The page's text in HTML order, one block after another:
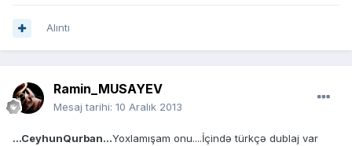
Alıntı
Ramin_MUSAYEV
Mesaj tarihi: 10 Aralık 2013
...CeyhunQurban...Yoxlamışam onu....İçində türkçə dublaj var